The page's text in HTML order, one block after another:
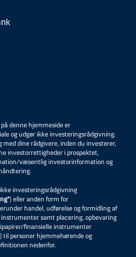
denne hjemmeside er
og udgør ikke investeringsrådgivning.
med dine rådgivere, inden du investerer,
investorrettigheder i prospektet,
væsentlig investorinformation og
investeringsrådgivning
) eller anden form for
handel, udførelse og formidling af
samt placering, opbevaring
finansielle instrumenter
) til personer hjemmehørende og
nedenfor.